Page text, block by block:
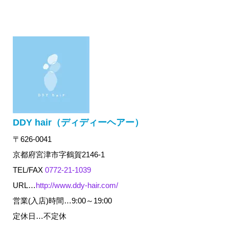
DDY hair（ディディーヘアー）
〒626-0041
京都府宮津市字鶴賀2146-1
TEL/FAX 0772-21-1039
URL…http://www.ddy-hair.com/
営業(入店)時間…9:00～19:00
定休日…不定休